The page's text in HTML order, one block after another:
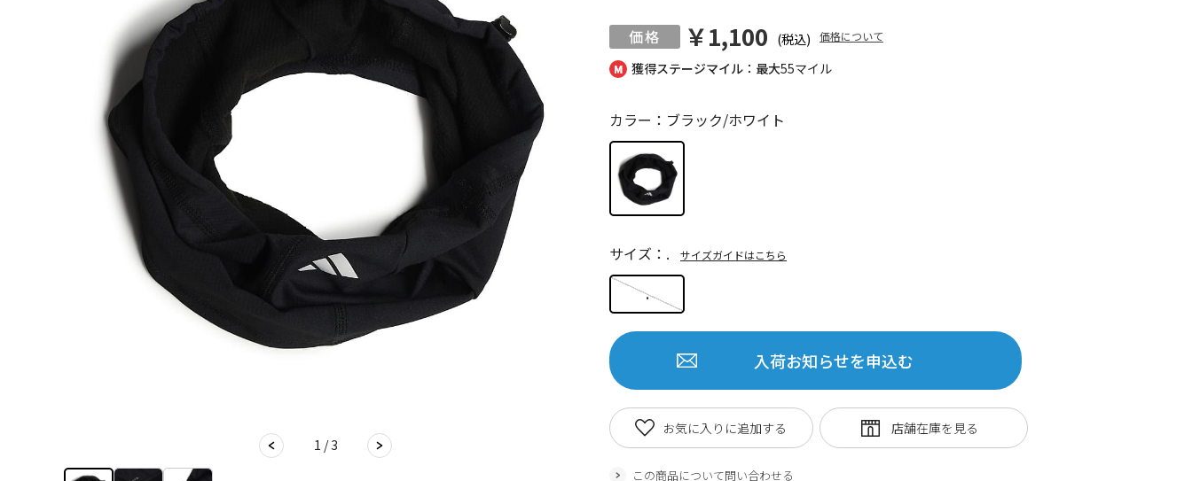
1 / 3
獲得ステージマイル：最大55マイル
￥1,100 (税込) 価格について
カラー：ブラック/ホワイト
.
サイズ：. サイズガイドはこちら
入荷お知らせを申込む
この商品について問い合わせる
お気に入りに追加する